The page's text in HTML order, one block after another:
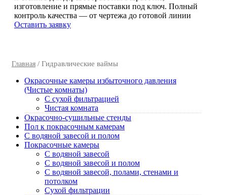
изготовление и прямые поставки под ключ. Полный
контроль качества — от чертежа до готовой линии
Оставить заявку
Главная / Гидравлические ваймы
Окрасочные камеры избыточного давления
(Чистые комнаты)
C сухой фильтрацией
Чистая комната
Окрасочно-сушильные стенды
Пол к покрасочным камерам
C водяной завесой и полом
Покрасочные камеры
C водяной завесой
C водяной завесой и полом
C водяной завесой, полами, стенами и
потолком
Cухой фильтрации